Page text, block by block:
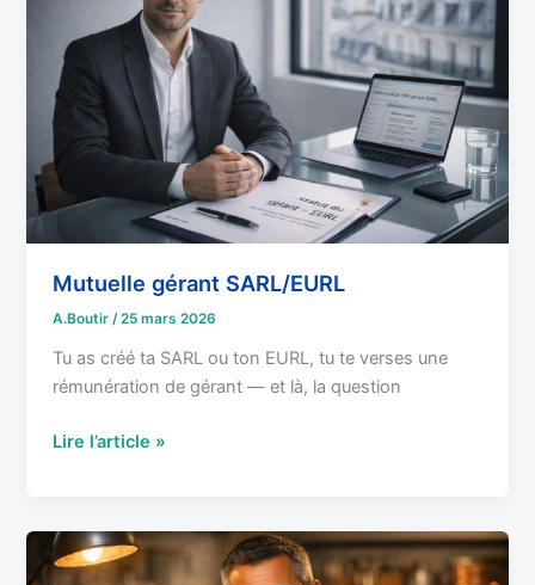
Mutuelle gérant SARL/EURL
A.Boutir/25 mars 2026
Tu as créé ta SARL ou ton EURL, tu te verses une
rémunération de gérant — et là, la question
Lire l’article »
Mutuelle
artisan